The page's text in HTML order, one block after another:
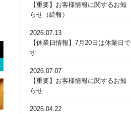
【重要】お客様情報に関するお知
らせ（続報）
2026.07.13
【休業日情報】7月20日は休業日で
す
2026.07.07
【重要】お客様情報に関するお知
らせ
2026.04.22